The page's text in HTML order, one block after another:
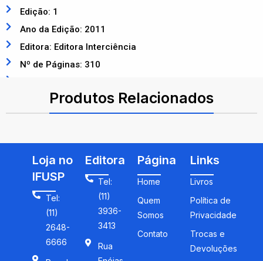
Edição: 1
Ano da Edição: 2011
Editora: Editora Interciência
Nº de Páginas: 310
Produtos Relacionados
Loja no
IFUSP
Tel:
(11)
2648-
6666
Editora
Tel:
(11)
3936-
3413
Rua
Página
Home
Quem
Somos
Contato
Links
Livros
Política de
Privacidade
Trocas e
Devoluções